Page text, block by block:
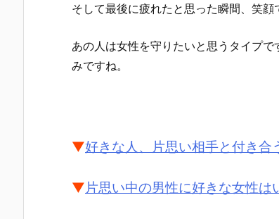
そして最後に疲れたと思った瞬間、笑顔
あの人は女性を守りたいと思うタイプ
みですね。
▼好きな人、片思い相手と付き合
▼片思い中の男性に好きな女性は